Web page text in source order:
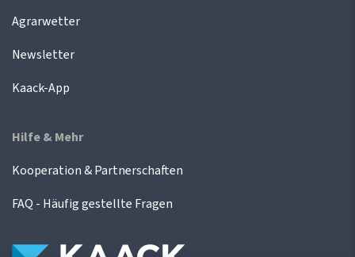
Agrarwetter
Newsletter
Kaack-App
Hilfe & Mehr
Kooperation & Partnerschaften
FAQ - Häufig gestellte Fragen